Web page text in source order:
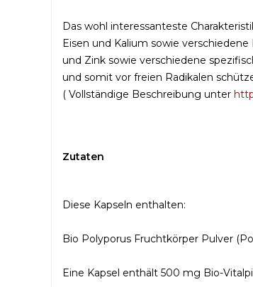
Das wohl interessanteste
Eisen und Kalium sowie
und Zink sowie verschiedene
und somit vor freien Radikalen
( Vollständige Beschreibung unter
Zutaten
Diese Kapseln enthalten:
Bio Polyporus Fruchtkörper Pulver
Eine Kapsel enthält 500 mg Bio-